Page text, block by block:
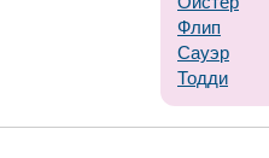
Флип
Сауэр
Тодди